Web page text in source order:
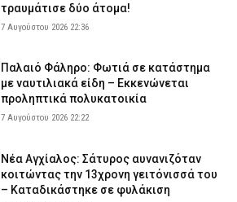
τραυμάτισε δύο άτομα!
7 Αυγούστου 2026 22:36
Παλαιό Φάληρο: Φωτιά σε κατάστημα
με ναυτιλιακά είδη – Εκκενώνεται
προληπτικά πολυκατοικία
7 Αυγούστου 2026 22:22
Νέα Αγχίαλος: Σάτυρος αυνανιζόταν
κοιτώντας την 13χρονη γειτόνισσά του
– Καταδικάστηκε σε φυλάκιση